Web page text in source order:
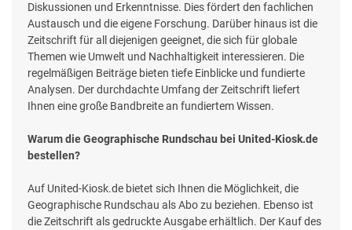
Diskussionen und Erkenntnisse. Dies fördert den fachlichen
Austausch und die eigene Forschung. Darüber hinaus ist die
Zeitschrift für all diejenigen geeignet, die sich für globale
Themen wie Umwelt und Nachhaltigkeit interessieren. Die
regelmäßigen Beiträge bieten tiefe Einblicke und fundierte
Analysen. Der durchdachte Umfang der Zeitschrift liefert
Ihnen eine große Bandbreite an fundiertem Wissen.
Warum die Geographische Rundschau bei United-Kiosk.de
bestellen?
Auf United-Kiosk.de bietet sich Ihnen die Möglichkeit, die
Geographische Rundschau als Abo zu beziehen. Ebenso ist
die Zeitschrift als gedruckte Ausgabe erhältlich. Der Kauf des